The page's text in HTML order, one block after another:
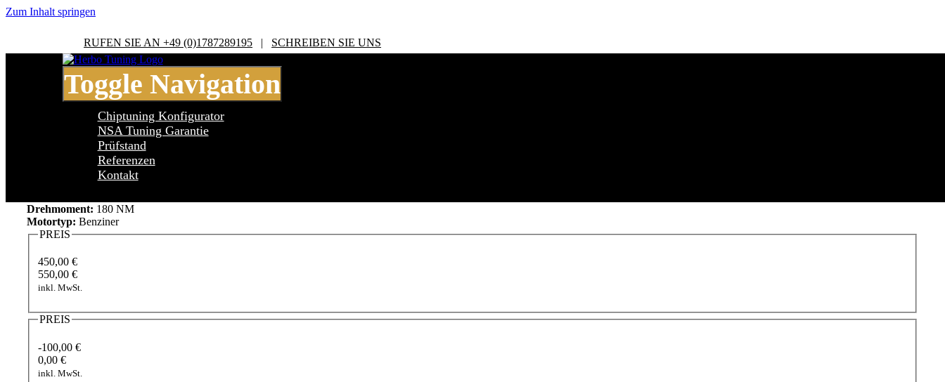
Zum Inhalt springen
RUFEN SIE AN +49 (0)1787289195 | SCHREIBEN SIE UNS
Toggle Navigation
Chiptuning Konfigurator
NSA Tuning Garantie
Prüfstand
Referenzen
Kontakt
BMW 1 Series E81/E82/E87/E88 1 Series 118i
Drehmoment: 180 NM
Motortyp: Benziner
PREIS
450,00 €
550,00 €
inkl. MwSt.
PREIS
-100,00 €
0,00 €
inkl. MwSt.